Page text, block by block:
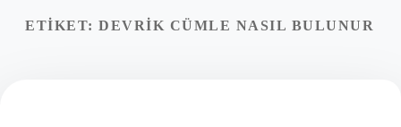
Yasal Uyarı
ETIKET: DEVRIK CÜMLE NASIL BULUNUR